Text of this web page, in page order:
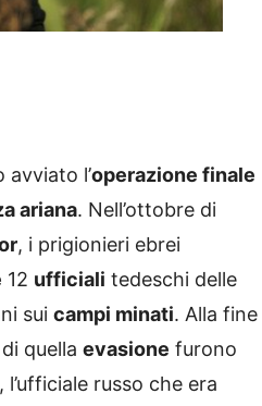
avviato l’operazione finale
ariana. Nell’ottobre di
, i prigionieri ebrei
12 ufficiali tedeschi delle
sui campi minati. Alla fine
quella evasione furono
, l’ufficiale russo che era